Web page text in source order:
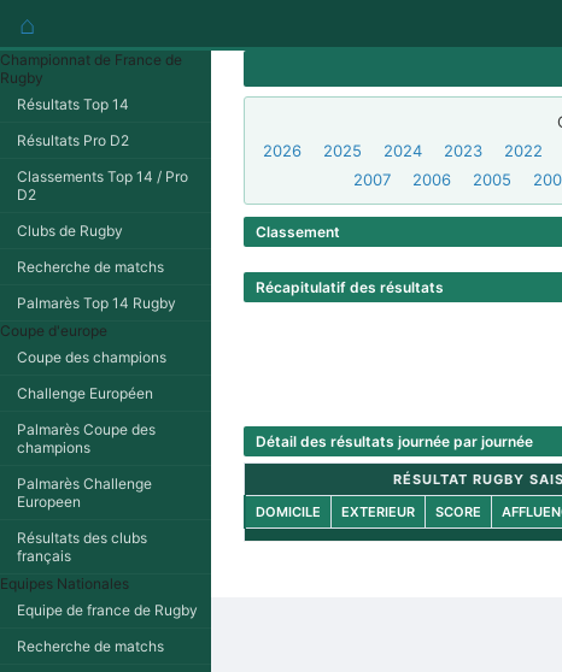
⌂
Championnat de France de
Rugby
Résultats Top 14
Résultats Pro D2
Classements Top 14 / Pro
D2
Clubs de Rugby
Recherche de matchs
Palmarès Top 14 Rugby
Coupe d'europe
Coupe des champions
Challenge Européen
Palmarès Coupe des
champions
Palmarès Challenge
Europeen
Résultats des clubs
français
Equipes Nationales
Equipe de france de Rugby
Recherche de matchs
2026
2025 2024 2023 2022
2007
2006 2005
Classement
Récapitulatif des résultats
Détail des résultats journée par journée
RÉSULTAT RUGBY
DOMICILE
EXTERIEUR SCORE